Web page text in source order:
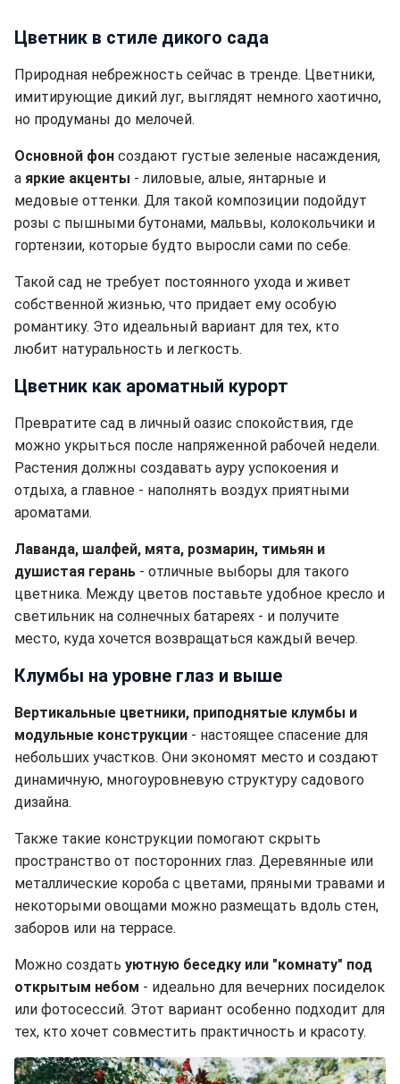
Цветник в стиле дикого сада
Природная небрежность сейчас в тренде. Цветники,
имитирующие дикий луг, выглядят немного хаотично,
но продуманы до мелочей.
Основной фон создают густые зеленые насаждения,
а яркие акценты - лиловые, алые, янтарные и
медовые оттенки. Для такой композиции подойдут
розы с пышными бутонами, мальвы, колокольчики и
гортензии, которые будто выросли сами по себе.
Такой сад не требует постоянного ухода и живет
собственной жизнью, что придает ему особую
романтику. Это идеальный вариант для тех, кто
любит натуральность и легкость.
Цветник как ароматный курорт
Превратите сад в личный оазис спокойствия, где
можно укрыться после напряженной рабочей недели.
Растения должны создавать ауру успокоения и
отдыха, а главное - наполнять воздух приятными
ароматами.
Лаванда, шалфей, мята, розмарин, тимьян и
душистая герань - отличные выборы для такого
цветника. Между цветов поставьте удобное кресло и
светильник на солнечных батареях - и получите
место, куда хочется возвращаться каждый вечер.
Клумбы на уровне глаз и выше
Вертикальные цветники, приподнятые клумбы и
модульные конструкции - настоящее спасение для
небольших участков. Они экономят место и создают
динамичную, многоуровневую структуру садового
дизайна.
Также такие конструкции помогают скрыть
пространство от посторонних глаз. Деревянные или
металлические короба с цветами, пряными травами и
некоторыми овощами можно размещать вдоль стен,
заборов или на террасе.
Можно создать уютную беседку или "комнату" под
открытым небом - идеально для вечерних посиделок
или фотосессий. Этот вариант особенно подходит для
тех, кто хочет совместить практичность и красоту.